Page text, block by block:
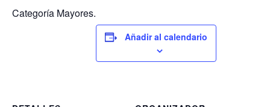
Categoría Mayores.
Añadir al calendario